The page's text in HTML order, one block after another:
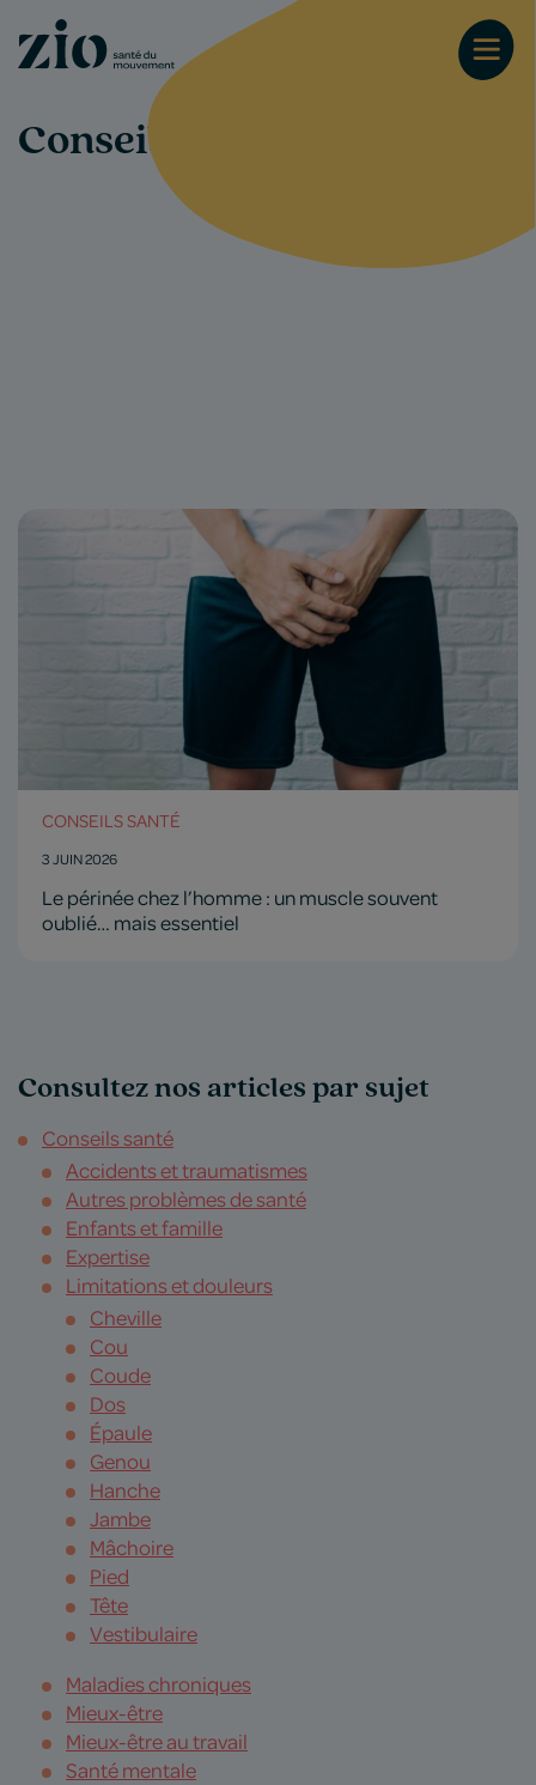
Conseils-santé
CONSEILS SANTÉ
3 JUIN 2026
Le périnée chez l’homme : un muscle souvent
oublié… mais essentiel
Consultez nos articles par sujet
Conseils santé
Accidents et traumatismes
Autres problèmes de santé
Enfants et famille
Expertise
Limitations et douleurs
Cheville
Cou
Coude
Dos
Épaule
Genou
Hanche
Jambe
Mâchoire
Pied
Tête
Vestibulaire
Maladies chroniques
Mieux-être
Mieux-être au travail
Santé mentale